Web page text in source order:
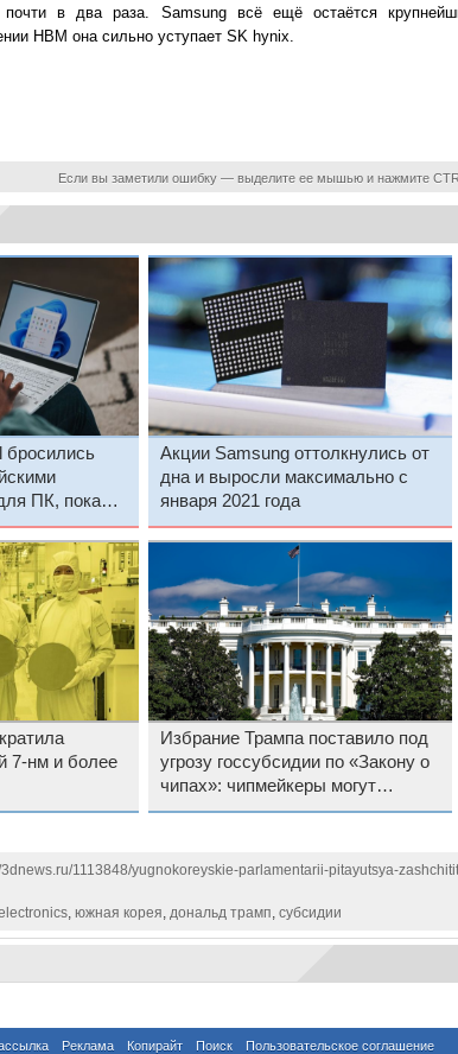
почти в два раза. Samsung всё ещё остаётся
HBM она сильно уступает SK hynix.
Если вы заметили ошибку — выделите ее мышью и нажмите
бросились
ПК, пока
Акции Samsung оттолкнулись от
дна и выросли максимально с
января 2021 года
7-нм и более
Избрание Трампа поставило под
угрозу госсубсидии по «Закону о
чипах»: чипмейкеры могут
остаться ни с чем
3dnews.ru/1113848/yugnokoreyskie-parlamentarii-pitayutsya-
, южная корея, дональд трамп, субсидии
Реклама Копирайт Поиск Пользовательское соглашение